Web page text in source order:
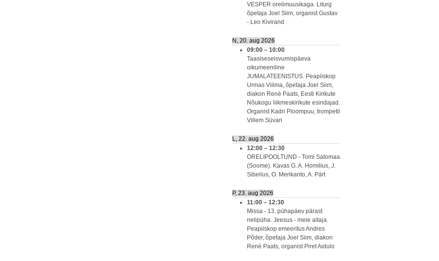
VESPER orelimuusikaga. Liturg
õpetaja Joel Siim, organist Gustav
- Leo Kivirand
N, 20. aug 2026
09:00 – 10:00
Taasiseseisvumispäeva
oikumeeniline
JUMALATEENISTUS. Peapiiskop
Urmas Viilma, õpetaja Joel Siim,
diakon Renè Paats, Eesti Kirikute
Nõukogu liikmeskirikute esindajad.
Organist Kadri Ploompuu, trompetil
Villem Süvari
L, 22. aug 2026
12:00 – 12:30
ORELIPOOLTUND - Tomi Satomaa
(Soome). Kavas G. A. Homilius, J.
Sibelius, O. Merikanto, A. Pärt
P, 23. aug 2026
11:00 – 12:30
Missa - 13. pühapäev pärast
nelipüha. Jeesus - meie aitaja.
Peapiiskop emeeritus Andres
Põder, õpetaja Joel Siim, diakon
Renè Paats, organist Piret Aidulo